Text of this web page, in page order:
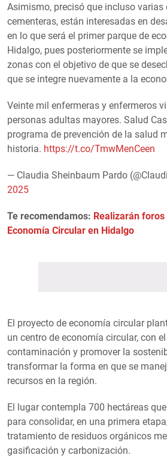
Asimismo, precisó que incluso varias
cementeras, están interesadas en
en lo que será el primer parque de
Hidalgo, pues posteriormente se
zonas con el objetivo de que se
que se integre nuevamente a la
Veinte mil enfermeras y enfermeros
personas adultas mayores. Salud
programa de prevención de la salud
historia. https://t.co/TmwMenCeen
— Claudia Sheinbaum Pardo
2025
Te recomendamos: Realizarán
Economía Circular en Hidalgo
El proyecto de economía circular
un centro de economía circular, con
contaminación y promover la
transformar la forma en que se
recursos en la región.
El lugar contempla 700 hectáreas
para consolidar, en una primera
tratamiento de residuos orgánicos
gasificación y carbonización.